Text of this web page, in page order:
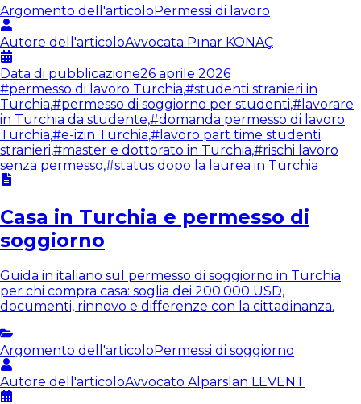
Argomento dell'articoloPermessi di lavoro
Autore dell'articoloAvvocata Pınar KONAÇ
Data di pubblicazione26 aprile 2026
#permesso di lavoro Turchia,#studenti stranieri in
Turchia,#permesso di soggiorno per studenti,# lavorare
in Turchia da studente,#domanda permesso di lavoro
Turchia,#e-izin Turchia,# lavoro part time studenti
stranieri,#master e dottorato in Turchia,#rischi lavoro
senza permesso,#status dopo la laurea in Turchia
Casa in Turchia e permesso di
soggiorno
Guida in italiano sul permesso di soggiorno in Turchia
per chi compra casa: soglia dei 200.000 USD,
documenti, rinnovo e differenze con la cittadinanza.
Argomento dell'articoloPermessi di soggiorno
Autore dell'articoloAvvocato Alparslan LEVENT